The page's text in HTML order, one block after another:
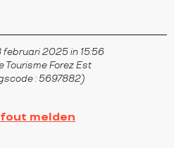
februari 2025 in 15:56
Tourisme Forez Est
: 5697882)
fout melden